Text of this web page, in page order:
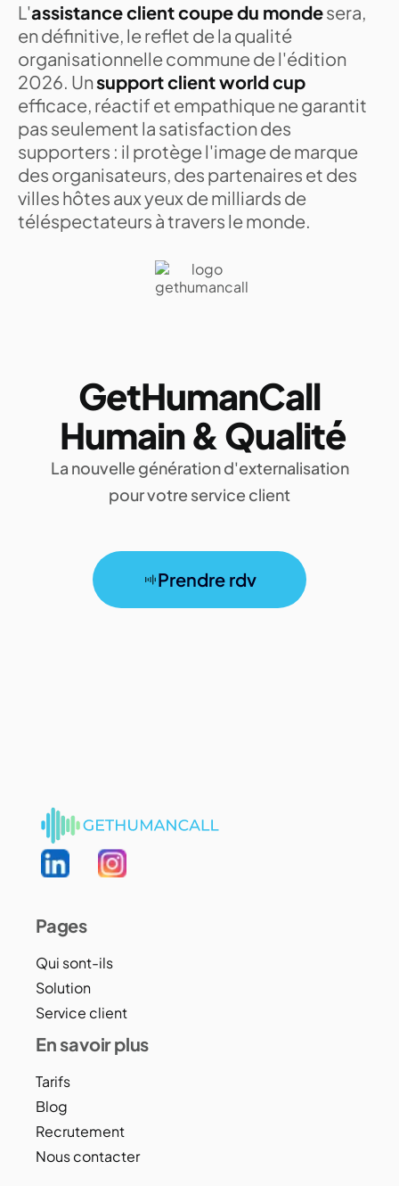
L'assistance client coupe du mondesera,
en définitive, le reflet de la qualité
organisationnelle commune de l'édition
2026. Unsupport client world cup
efficace, réactif et empathique ne garantit
pas seulement la satisfaction des
supporters : il protège l'image de marque
des organisateurs, des partenaires et des
villes hôtes aux yeux de milliards de
téléspectateurs à travers le monde.
GetHumanCall
Humain & Qualité
La nouvelle génération d'externalisation
pour votre service client
Prendre rdv
Pages
Qui sont-ils
Solution
Service client
En savoir plus
Tarifs
Blog
Recrutement
Nous contacter